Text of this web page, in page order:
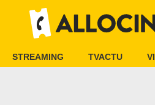
STREAMING TVACTU